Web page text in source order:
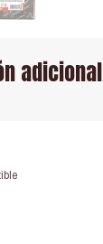
adicional